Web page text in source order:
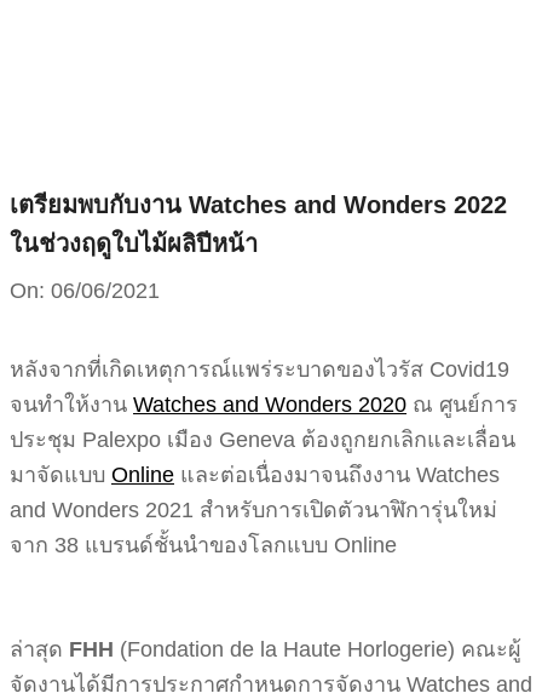
เตรียมพบกับงาน Watches and Wonders 2022
ในช่วงฤดูใบไม้ผลิปีหน้า
On: 06/06/2021
หลังจากที่เกิดเหตุการณ์แพร่ระบาดของไวรัส Covid19
จนทำให้งาน Watches and Wonders 2020 ณ ศูนย์การ
ประชุม Palexpo เมือง Geneva ต้องถูกยกเลิกและเลื่อน
มาจัดแบบ Online และต่อเนื่องมาจนถึงงาน Watches
and Wonders 2021 สำหรับการเปิดตัวนาฬิการุ่นใหม่
จาก 38 แบรนด์ชั้นนำของโลกแบบ Online
ล่าสุด FHH (Fondation de la Haute Horlogerie) คณะผู้
จัดงานได้มีการประกาศกำหนดการจัดงาน Watches and